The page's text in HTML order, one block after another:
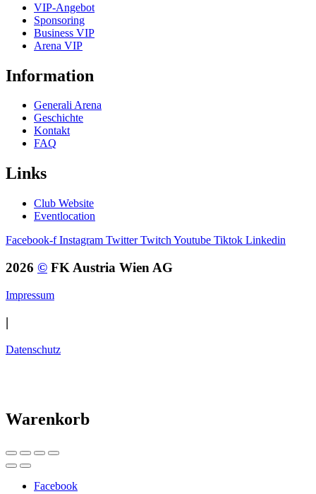
VIP-Angebot
Sponsoring
Business VIP
Arena VIP
Information
Generali Arena
Geschichte
Kontakt
FAQ
Links
Club Website
Eventlocation
Facebook-f Instagram Twitter Twitch Youtube Tiktok Linkedin
2026 © FK Austria Wien AG
Impressum
|
Datenschutz
Warenkorb
Facebook